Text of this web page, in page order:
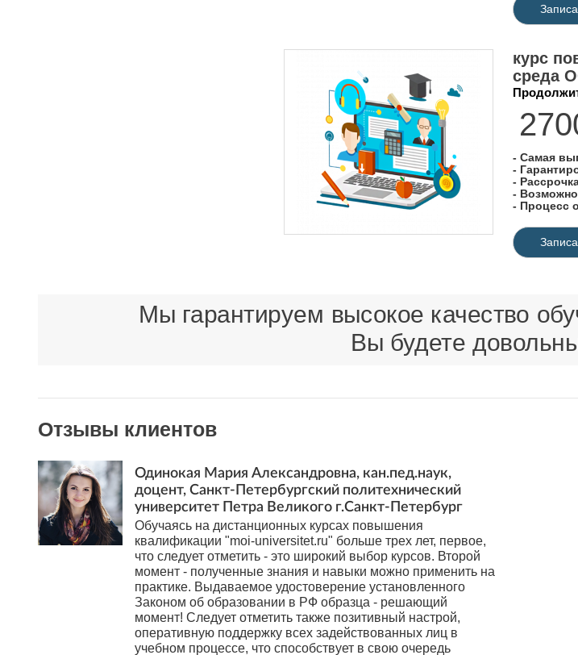
курс
среда
- Самая
-
-
-
- Процесс
Мы гарантируем высокое качество
Вы будете
Отзывы клиентов
Одинокая Мария Александровна, кан.пед.наук,
доцент, Санкт-Петербургский политехнический
университет Петра Великого г.Санкт-Петербург
Обучаясь на дистанционных курсах повышения
квалификации "moi-universitet.ru" больше трех лет, первое,
что следует отметить - это широкий выбор курсов. Второй
момент - полученные знания и навыки можно применить на
практике. Выдаваемое удостоверение установленного
Законом об образовании в РФ образца - решающий
момент! Следует отметить также позитивный настрой,
оперативную поддержку всех задействованных лиц в
учебном процессе, что способствует в свою очередь